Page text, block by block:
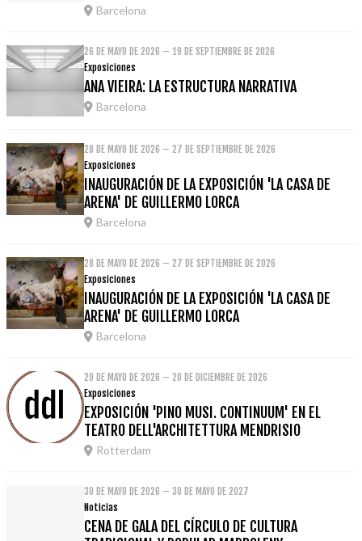
Barcelona
26 DE MAYO DE 2026 – 19 DE SEPTIEMBRE DE 2026
Exposiciones
ANA VIEIRA: LA ESTRUCTURA NARRATIVA
Barcelona
28 DE MAYO DE 2026 – 27 DE SEPTIEMBRE DE 2026
Exposiciones
INAUGURACIÓN DE LA EXPOSICIÓN 'LA CASA DE
ARENA' DE GUILLERMO LORCA
Barcelona
28 DE MAYO DE 2026 – 27 DE SEPTIEMBRE DE 2026
Exposiciones
INAUGURACIÓN DE LA EXPOSICIÓN 'LA CASA DE
ARENA' DE GUILLERMO LORCA
Barcelona
29 DE MAYO DE 2026 – 20 DE DICIEMBRE DE 2026
Exposiciones
EXPOSICIÓN 'PINO MUSI. CONTINUUM' EN EL
TEATRO DELL'ARCHITETTURA MENDRISIO
Rotterdam
30 DE MAYO DE 2026 – 30 DE MAYO DE 2027
Noticias
CENA DE GALA DEL CÍRCULO DE CULTURA